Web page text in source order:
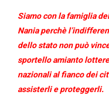
Siamo con la famiglia
Nania perchè
dello stato non può
sportello amianto
nazionali al fianco dei
assisterli e proteggerli.